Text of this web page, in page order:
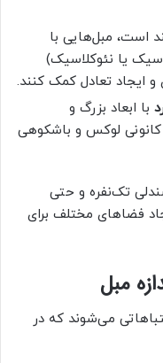
است، مبل‌هایی با
یا نئوکلاسیک)
ایجاد تعادل کمک کنند.
با ابعاد بزرگ و
لوکس و باشکوهی
تک‌نفره و حتی
فضاهای مختلف برای
مبل
می‌شوند که در